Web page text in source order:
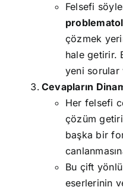
Felsefi
çözmek
hale getirir.
yeni sorular
Cevapların
Her felsefi
çözüm
başka bir
Bu çift
eserlerinin